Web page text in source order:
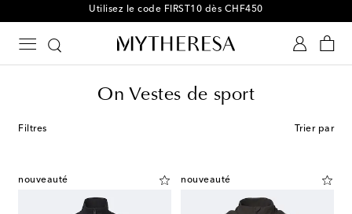
Utilisez le code FIRST10 dès CHF450
On Vestes de sport
Filtres Trier par
nouveauté nouveauté